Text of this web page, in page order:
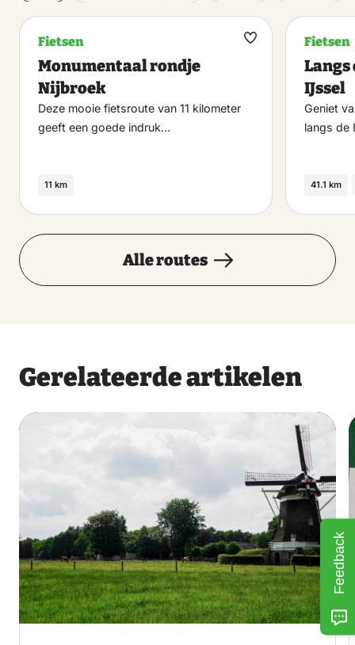
Fietsen
Monumentaal rondje
Nijbroek
Deze mooie fietsroute van 11 kilometer
geeft een goede indruk…
11 km
Maak
Fietsen
Langs
IJssel
Geniet
langs de
41.1 km
Alle routes
Gerelateerde artikelen
Feedback